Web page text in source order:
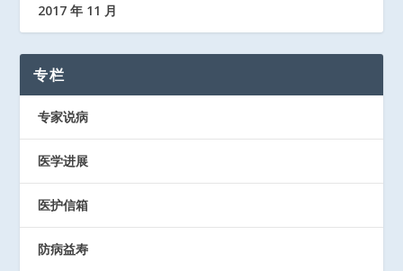
2017 年 11 月
专栏
专家说病
医学进展
医护信箱
防病益寿